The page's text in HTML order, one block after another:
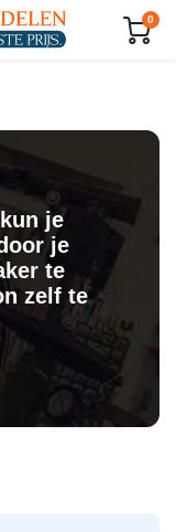
0
je
je
te
zelf te